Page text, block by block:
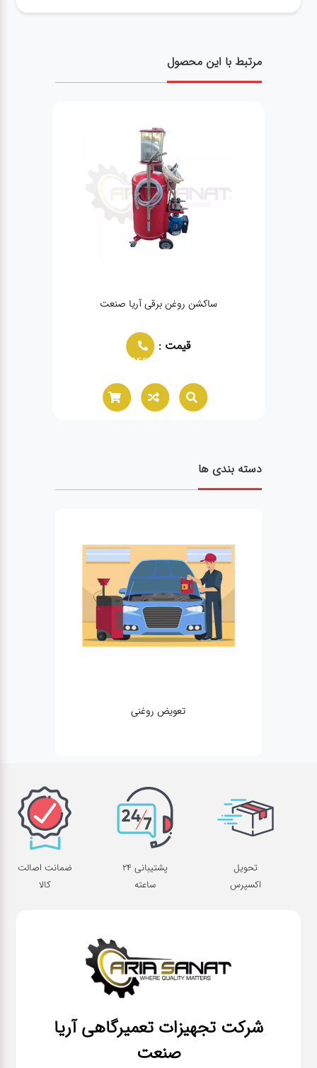
مرتبط با این محصول
ساکشن روغن برقی آریا صنعت
02166021944
دسته بندی ها
تعویض روغنی
تحویل
اکسپرس
پشتیبانی 24
ساعته
ضمانت اصالت
کالا
شرکت تجهیزات تعمیرگاهی آریا
صنعت